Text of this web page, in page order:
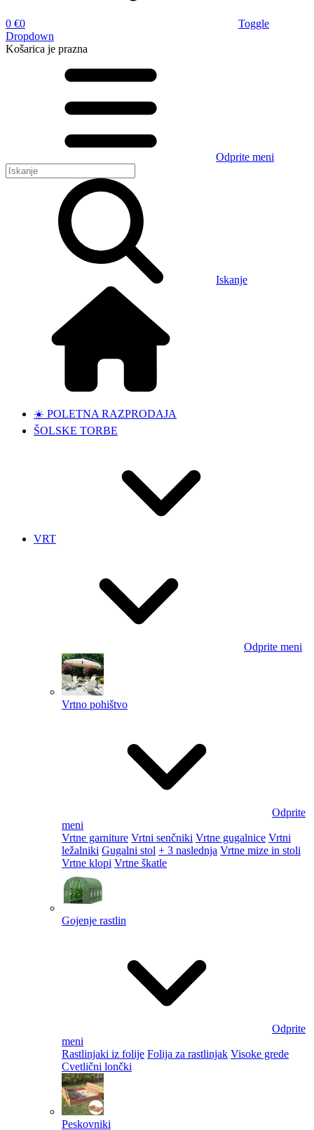
0 €0
Toggle
Dropdown
Košarica je prazna
Odprite meni
Iskanje
☀️ POLETNA RAZPRODAJA
ŠOLSKE TORBE
VRT
Odprite meni
Vrtno pohištvo
Odprite
meni
Vrtne garniture Vrtni senčniki Vrtne gugalnice Vrtni
ležalniki Gugalni stol + 3 naslednja Vrtne mize in stoli
Vrtne klopi Vrtne škatle
Gojenje rastlin
Odprite
meni
Rastlinjaki iz folije Folija za rastlinjak Visoke grede
Cvetlični lončki
Peskovniki